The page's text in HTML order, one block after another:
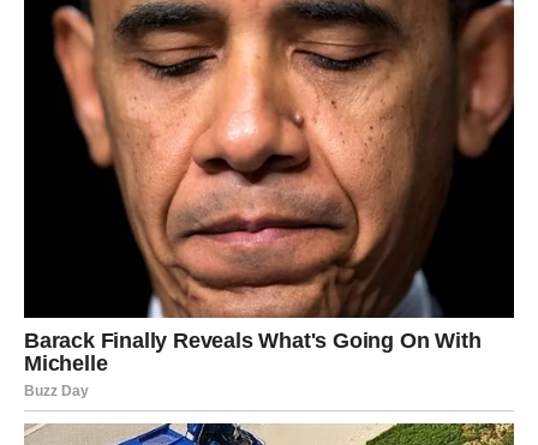
Ribe ulaze u jedan od najnježnijih i najljepših perioda
života.
Ljubav, sigurnost i osjećaj unutrašnje ravnoteže konačno
postaju dio vaše svakodnevice.
Duša konačno pronalazi ono što je dugo
Pred vama su trenuci puni topline i sreće.
Veliki horoskop do kraja maja pokazuje da mnoge
znakove Zodijaka očekuju sreća, ljubav i uspjeh, ali